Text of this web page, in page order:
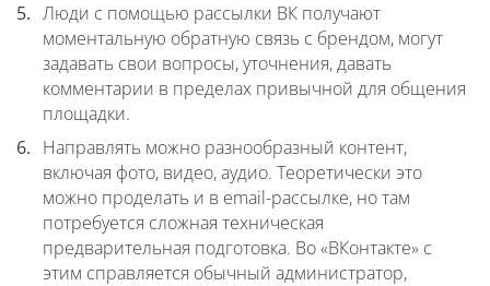
Люди с помощью рассылки ВК получают
моментальную обратную связь с брендом, могут
задавать свои вопросы, уточнения, давать
комментарии в пределах привычной для общения
площадки.
Направлять можно разнообразный контент,
включая фото, видео, аудио. Теоретически это
можно проделать и в email-рассылке, но там
потребуется сложная техническая
предварительная подготовка. Во «ВКонтакте» с
этим справляется обычный администратор,